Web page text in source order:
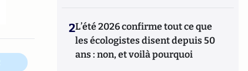
2L’été 2026 confirme tout ce que
les écologistes disent depuis 50
ans : non, et voilà pourquoi